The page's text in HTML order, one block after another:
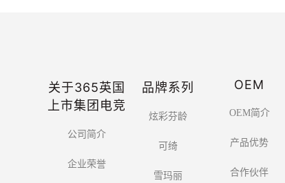
关于365英国
上市集团电竞
公司简介
企业荣誉
品牌系列
炫彩芬龄
可绮
雪玛丽
OEM
OEM简介
产品优势
合作伙伴